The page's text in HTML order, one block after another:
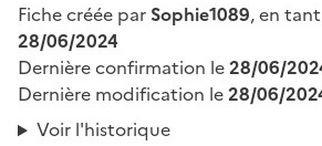
Fiche créée par Sophie1089, en
28/06/2024
Dernière confirmation le28/06/
Dernière modification le28/06/
Voir l'historique